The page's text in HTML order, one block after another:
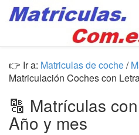
👉 Ir a: Matriculas de coche/
Matriculación Coches con
🔠 Matrículas
Año y mes